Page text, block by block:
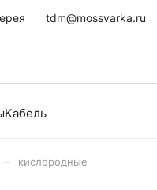
tdm@mossvarka.ru
Кабель
кислородные